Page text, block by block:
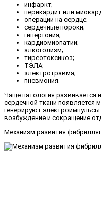
инфаркт;
перикардит или
операции на сердце;
сердечные пороки;
гипертония;
кардиомиопатии;
алкоголизм;
тиреотоксикоз;
ТЭЛА;
электротравма;
пневмония.
Чаще патология развивается
сердечной ткани появляется
генерируют
возбуждение и сокращение
Механизм развития